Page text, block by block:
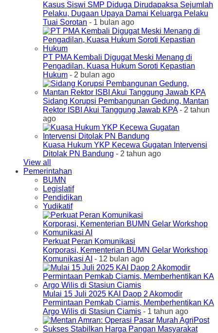
Kasus Siswi SMP Diduga Dirudapaksa Sejumlah
Pelaku, Dugaan Upaya Damai Keluarga Pelaku
Tuai Sorotan - 1 bulan ago
PT PMA Kembali Digugat Meski Menang di
Pengadilan, Kuasa Hukum Soroti Kepastian
Hukum - 2 bulan ago
Sidang Korupsi Pembangunan Gedung, Mantan
Rektor ISBI Akui Tanggung Jawab KPA- 2 tahun
ago
Kuasa Hukum YKP Kecewa Gugatan Intervensi
Ditolak PN Bandung - 2 tahun ago
View all
Pemerintahan
BUMN
Legislatif
Pendidikan
Yudikatif
Perkuat Peran Komunikasi
Korporasi, Kementerian BUMN Gelar Workshop
Komunikasi AI - 12 bulan ago
Mulai 15 Juli 2025 KAI Daop 2 Akomodir
Permintaan Pemkab Ciamis, Memberhentikan KA
Argo Wilis di Stasiun Ciamis - 1 tahun ago